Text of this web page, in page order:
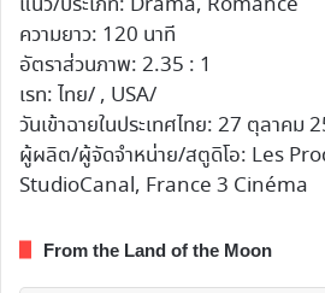
ความยาว: 120 นาที
อัตราส่วนภาพ: 2.35 : 1
เรท: ไทย/ , USA/
วันเข้าฉายในประเทศไทย: 27 ตุลาคม
ผู้ผลิต/ผู้จัดจำหน่าย/สตูดิโอ: Les
StudioCanal, France 3 Cinéma
From the Land of the Moon